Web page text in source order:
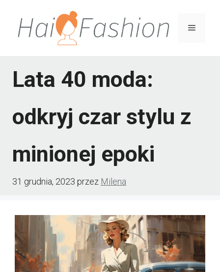
Menu
Lata 40 moda:
odkryj czar stylu z
minionej epoki
31 grudnia, 2023 przez Milena